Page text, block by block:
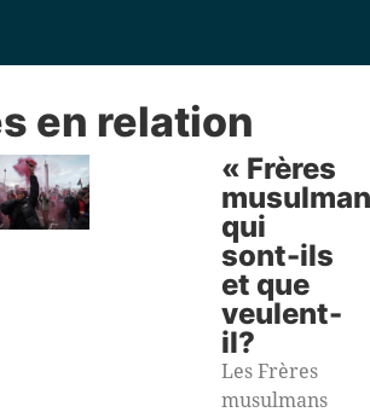
en relation
« Frères
qui
sont-ils
et que
veulent-
il?
Les Frères
musulmans